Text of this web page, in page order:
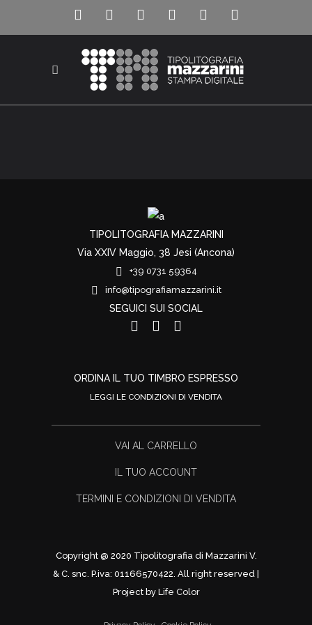
TIPOLITOGRAFIA MAZZARINI
Via XXIV Maggio, 38 Jesi (Ancona)
+39 0731 59364
info@tipografiamazzarini.it
SEGUICI SUI SOCIAL
ORDINA IL TUO TIMBRO ESPRESSO
LEGGI LE CONDIZIONI DI VENDITA
VAI AL CARRELLO
IL TUO ACCOUNT
TERMINI E CONDIZIONI DI VENDITA
Copyright @ 2020 Tipolitografia di Mazzarini V.
& C. snc. P.iva: 01166570422. All right reserved |
Project by Life Color